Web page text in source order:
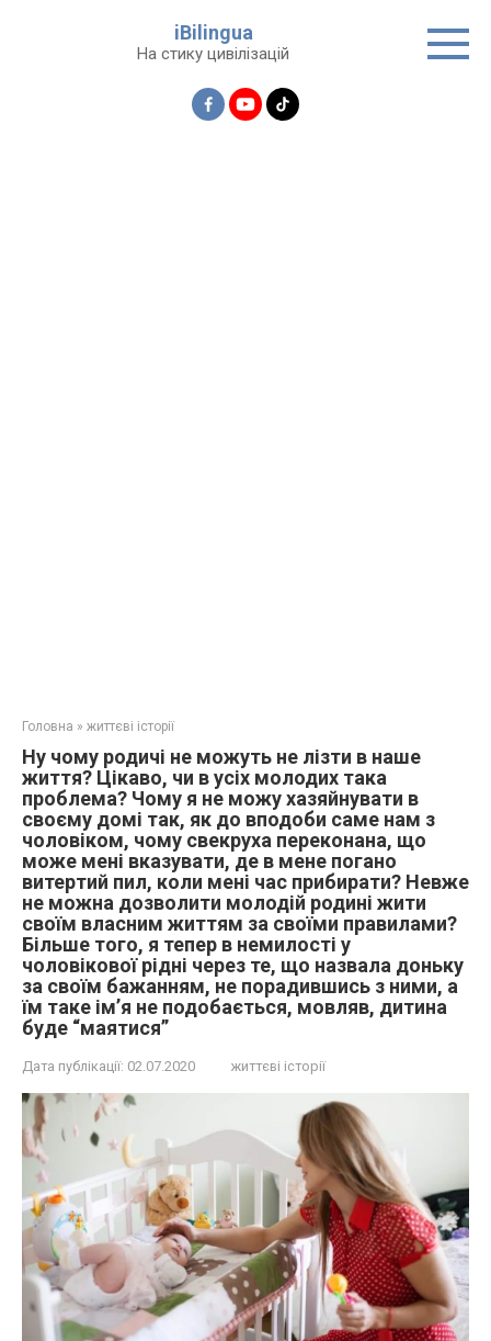
iBilingua
На стику цивілізацій
Головна » життєві історії
Ну чому родичі не можуть не лізти в наше
життя? Цікаво, чи в усіх молодих така
проблема? Чому я не можу хазяйнувати в
своєму домі так, як до вподоби саме нам з
чоловіком, чому свекруха переконана, що
може мені вказувати, де в мене погано
витертий пил, коли мені час прибирати? Невже
не можна дозволити молодій родині жити
своїм власним життям за своїми правилами?
Більше того, я тепер в немилості у
чоловікової рідні через те, що назвала доньку
за своїм бажанням, не порадившись з ними, а
їм таке ім’я не подобається, мовляв, дитина
буде “маятися”
Дата публікації: 02.07.2020 життєві історії